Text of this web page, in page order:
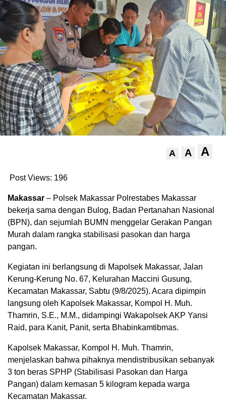
A A A
Post Views: 196
Makassar – Polsek Makassar Polrestabes Makassar
bekerja sama dengan Bulog, Badan Pertanahan Nasional
(BPN), dan sejumlah BUMN menggelar Gerakan Pangan
Murah dalam rangka stabilisasi pasokan dan harga
pangan.
Kegiatan ini berlangsung di Mapolsek Makassar, Jalan
Kerung-Kerung No. 67, Kelurahan Maccini Gusung,
Kecamatan Makassar, Sabtu (9/8/2025). Acara dipimpin
langsung oleh Kapolsek Makassar, Kompol H. Muh.
Thamrin, S.E., M.M., didampingi Wakapolsek AKP Yansi
Raid, para Kanit, Panit, serta Bhabinkamtibmas.
Kapolsek Makassar, Kompol H. Muh. Thamrin,
menjelaskan bahwa pihaknya mendistribusikan sebanyak
3 ton beras SPHP (Stabilisasi Pasokan dan Harga
Pangan) dalam kemasan 5 kilogram kepada warga
Kecamatan Makassar.